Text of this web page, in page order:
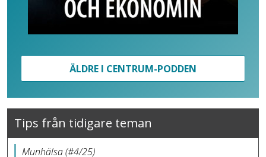
ÄLDRE I CENTRUM-PODDEN
Tips från tidigare teman
Munhälsa (#4/25)